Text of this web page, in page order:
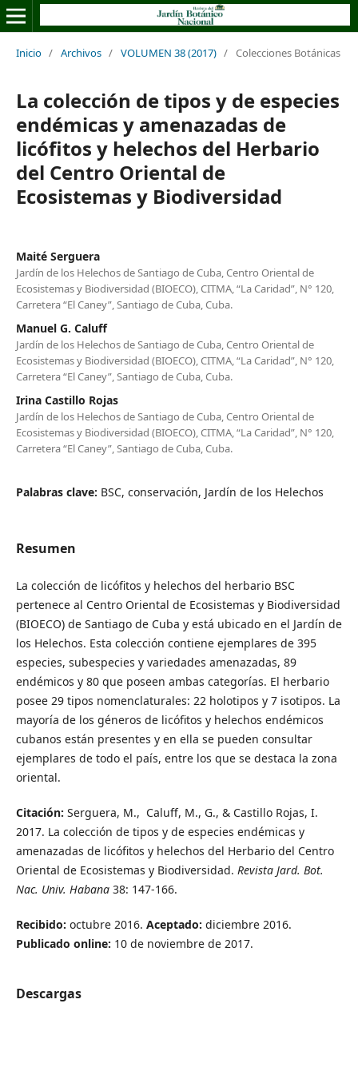
Inicio / Archivos / VOLUMEN 38 (2017) / Colecciones Botánicas
La colección de tipos y de especies
endémicas y amenazadas de
licófitos y helechos del Herbario
del Centro Oriental de
Ecosistemas y Biodiversidad
Maité Serguera
Jardín de los Helechos de Santiago de Cuba, Centro Oriental de
Ecosistemas y Biodiversidad (BIOECO), CITMA, “La Caridad”, N° 120,
Carretera “El Caney”, Santiago de Cuba, Cuba.
Manuel G. Caluff
Jardín de los Helechos de Santiago de Cuba, Centro Oriental de
Ecosistemas y Biodiversidad (BIOECO), CITMA, “La Caridad”, N° 120,
Carretera “El Caney”, Santiago de Cuba, Cuba.
Irina Castillo Rojas
Jardín de los Helechos de Santiago de Cuba, Centro Oriental de
Ecosistemas y Biodiversidad (BIOECO), CITMA, “La Caridad”, N° 120,
Carretera “El Caney”, Santiago de Cuba, Cuba.
Palabras clave: BSC, conservación, Jardín de los Helechos
Resumen
La colección de licófitos y helechos del herbario BSC
pertenece al Centro Oriental de Ecosistemas y Biodiversidad
(BIOECO) de Santiago de Cuba y está ubicado en el Jardín de
los Helechos. Esta colección contiene ejemplares de 395
especies, subespecies y variedades amenazadas, 89
endémicos y 80 que poseen ambas categorías. El herbario
posee 29 tipos nomenclaturales: 22 holotipos y 7 isotipos. La
mayoría de los géneros de licófitos y helechos endémicos
cubanos están presentes y en ella se pueden consultar
ejemplares de todo el país, entre los que se destaca la zona
oriental.
Citación: Serguera, M., Caluff, M., G., & Castillo Rojas, I.
2017. La colección de tipos y de especies endémicas y
amenazadas de licófitos y helechos del Herbario del Centro
Oriental de Ecosistemas y Biodiversidad. Revista Jard. Bot.
Nac. Univ. Habana 38: 147-166.
Recibido: octubre 2016. Aceptado: diciembre 2016.
Publicado online: 10 de noviembre de 2017.
Descargas